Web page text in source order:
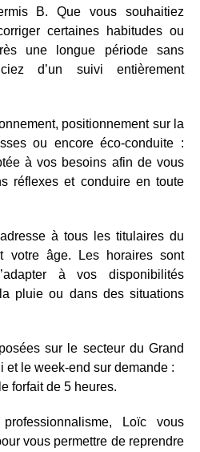
B. Que vous souhaitiez
certaines habitudes ou
une longue période sans
d’un suivi entièrement
positionnement sur la
ou encore éco-conduite :
à vos besoins afin de vous
réflexes et conduire en toute
à tous les titulaires du
votre âge. Les horaires sont
à vos disponibilités
pluie ou dans des situations
sur le secteur du Grand
et le week-end sur demande :
forfait de 5 heures.
Loïc vous
vous permettre de reprendre